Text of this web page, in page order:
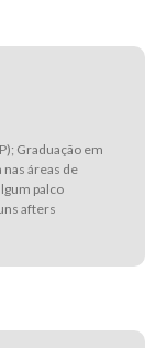
Graduação em
nas áreas de
palco
afters